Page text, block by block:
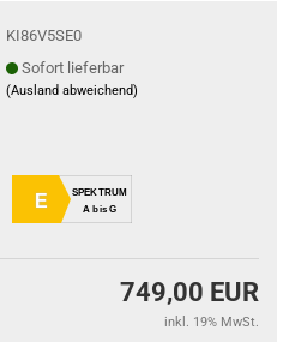
KI86V5SE0
Sofort lieferbar
(Ausland abweichend)
E
SPEKTRUM
A bis G
749,00 EUR
inkl. 19% MwSt.